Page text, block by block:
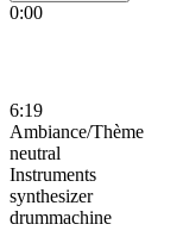
0:00
6:19
Ambiance/Thème
neutral
Instruments
synthesizer
drummachine